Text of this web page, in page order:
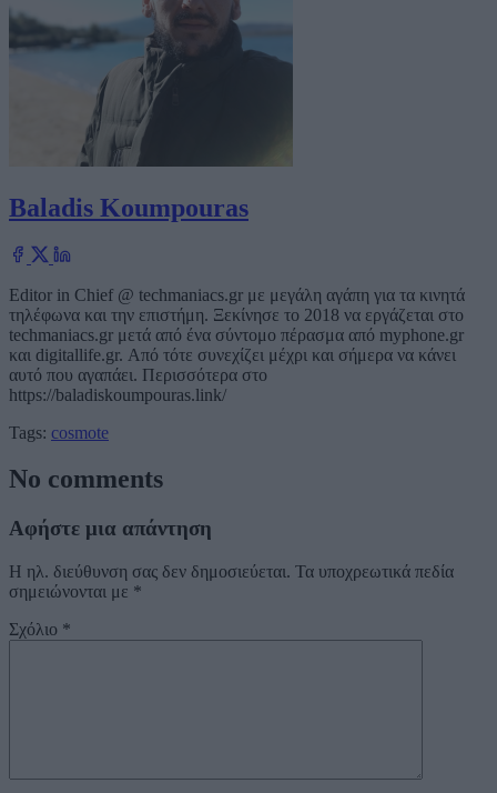
Baladis Koumpouras
Editor in Chief @ techmaniacs.gr με μεγάλη αγάπη για τα κινητά
τηλέφωνα και την επιστήμη. Ξεκίνησε το 2018 να εργάζεται στο
techmaniacs.gr μετά από ένα σύντομο πέρασμα από myphone.gr
και digitallife.gr. Από τότε συνεχίζει μέχρι και σήμερα να κάνει
αυτό που αγαπάει. Περισσότερα στο
https://baladiskoumpouras.link/
Tags: cosmote
No comments
Αφήστε μια απάντηση
Η ηλ. διεύθυνση σας δεν δημοσιεύεται. Τα υποχρεωτικά πεδία
σημειώνονται με *
Σχόλιο *